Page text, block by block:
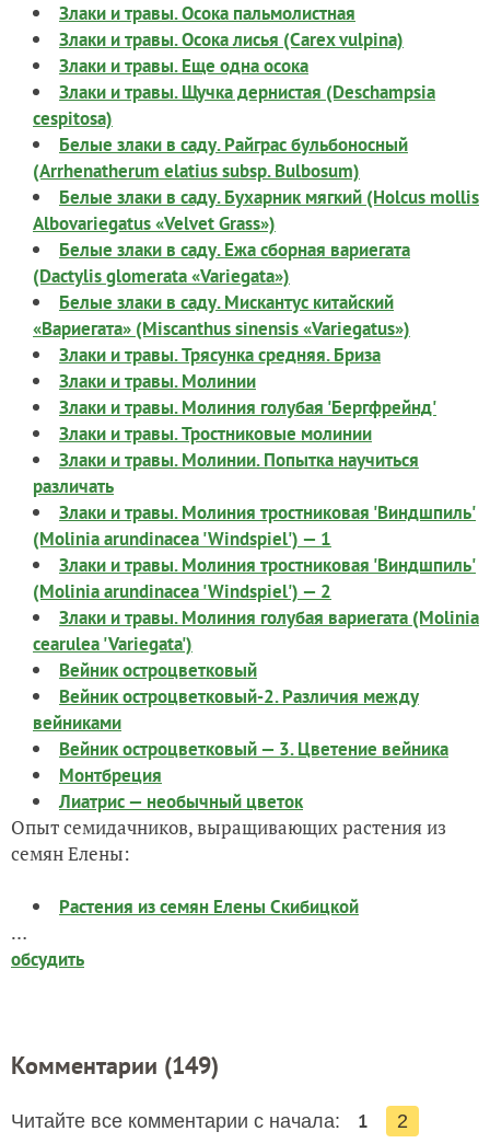
Злаки и травы. Осока пальмолистная
Злаки и травы. Осока лисья (Carex vulpina)
Злаки и травы. Еще одна осока
Злаки и травы. Щучка дернистая (Deschampsia
cespitosa)
Белые злаки в саду. Райграс бульбоносный
(Arrhenatherum elatius subsp. Bulbosum)
Белые злаки в саду. Бухарник мягкий (Holcus mollis
Albovariegatus «Velvet Grass»)
Белые злаки в саду. Ежа сборная вариегата
(Dactylis glomerata «Variegata»)
Белые злаки в саду. Мискантус китайский
«Вариегата» (Miscanthus sinensis «Variegatus»)
Злаки и травы. Трясунка средняя. Бриза
Злаки и травы. Молинии
Злаки и травы. Молиния голубая 'Бергфрейнд'
Злаки и травы. Тростниковые молинии
Злаки и травы. Молинии. Попытка научиться
различать
Злаки и травы. Молиния тростниковая 'Виндшпиль'
(Molinia arundinacea 'Windspiel') — 1
Злаки и травы. Молиния тростниковая 'Виндшпиль'
(Molinia arundinacea 'Windspiel') — 2
Злаки и травы. Молиния голубая вариегата (Molinia
cearulea 'Variegata')
Вейник остроцветковый
Вейник остроцветковый-2. Различия между
вейниками
Вейник остроцветковый — 3. Цветение вейника
Монтбреция
Лиатрис — необычный цветок
Опыт семидачников, выращивающих растения из
семян Елены:
Растения из семян Елены Скибицкой
…
обсудить
Комментарии (149)
Читайте все комментарии с начала: 1 2